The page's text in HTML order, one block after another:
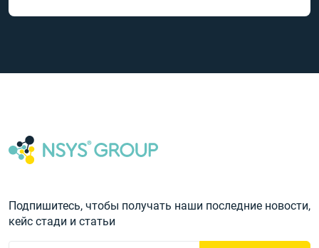
Подпишитесь, чтобы получать наши последние новости,
кейс стади и статьи